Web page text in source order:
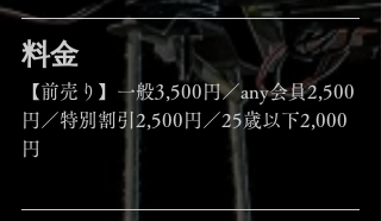
料金
【前売り】一般3,500円／any会員2,500
円／特別割引2,500円／25歳以下2,000
円